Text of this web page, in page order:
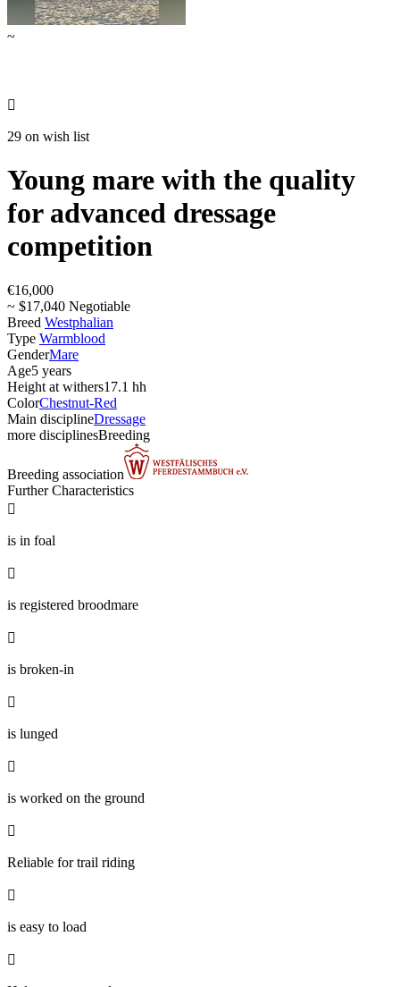
~

29 on wish list
Young mare with the quality
for advanced dressage
competition
€16,000
~ $17,040 Negotiable
Breed Westphalian
Type Warmblood
GenderMare
Age5 years
Height at withers17.1 hh
ColorChestnut-Red
Main disciplineDressage
more disciplinesBreeding
Breeding association
Further Characteristics

is in foal

is registered broodmare

is broken-in

is lunged

is worked on the ground

Reliable for trail riding

is easy to load
